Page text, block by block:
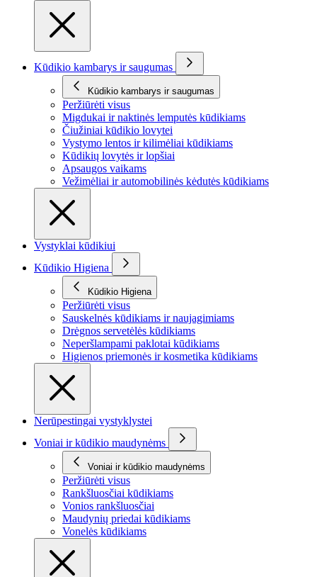
Kūdikio kambarys ir saugumas
Kūdikio kambarys ir saugumas
Peržiūrėti visus
Migdukai ir naktinės lemputės kūdikiams
Čiužiniai kūdikio lovytei
Vystymo lentos ir kilimėliai kūdikiams
Kūdikių lovytės ir lopšiai
Apsaugos vaikams
Vežimėliai ir automobilinės kėdutės kūdikiams
Vystyklai kūdikiui
Kūdikio Higiena
Kūdikio Higiena
Peržiūrėti visus
Sauskelnės kūdikiams ir naujagimiams
Drėgnos servetėlės kūdikiams
Neperšlampami paklotai kūdikiams
Higienos priemonės ir kosmetika kūdikiams
Nerūpestingai vystyklystei
Voniai ir kūdikio maudynėms
Voniai ir kūdikio maudynėms
Peržiūrėti visus
Rankšluosčiai kūdikiams
Vonios rankšluosčiai
Maudynių priedai kūdikiams
Vonelės kūdikiams